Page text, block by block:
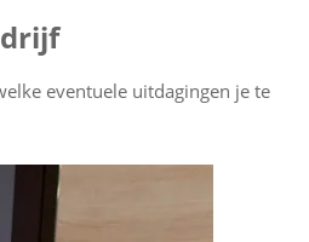
eventuele uitdagingen je te